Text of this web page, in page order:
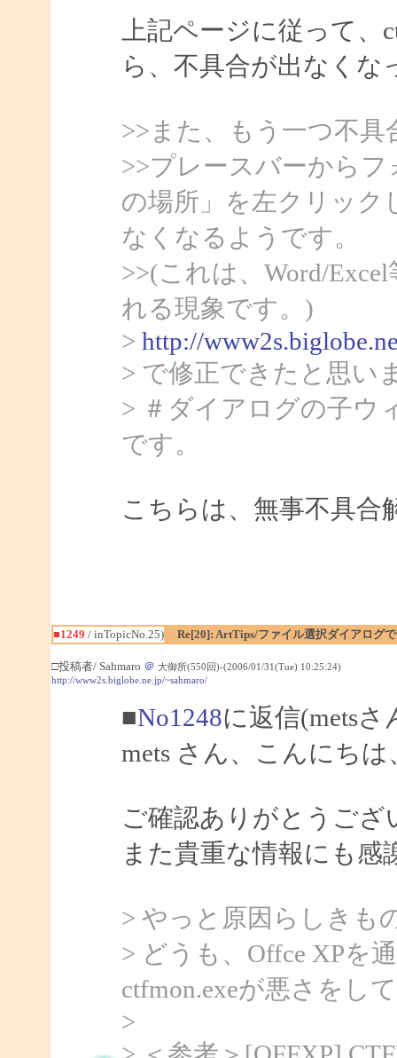
上記ページに従って
ら、不具合が出なくな
>>また、もう一つ不具
>>プレースバーから
の場所」を左クリック
なくなるようです。
>>(これは、Word/
れる現象です。)
> http://
> で修正できたと思い
> ＃ダイアログの子ウ
です。
こちらは、無事不具合
■1249 / inTopicNo.25) Re[20]: ArtTips/ファイル選択ダイアログ
□投稿者/ Sahmaro ＠ 大御所(550回)-(2006/01/31(Tue) 10:25:24)
http://www2s.biglobe.ne.jp/~sahmaro/
■No1248に返信(metsさ
mets さん、こんにちは
ご確認ありがとうござ
また貴重な情報にも感
> やっと原因らしきも
> どうも、Offce XPを
ctfmon.exeが悪さをし
>